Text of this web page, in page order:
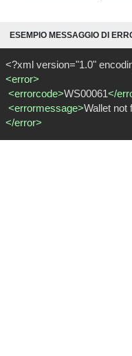
ESEMPIO MESSAGGIO DI
<?xml version="1.0"
<error>
<errorcode>WS00061</
<errormessage>Wallet not
</error>